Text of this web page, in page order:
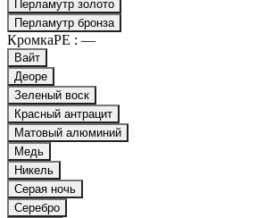
Перламутр золото
Перламутр бронза
КромкаPE : —
Вайт
Деоре
Зеленый воск
Красный антрацит
Матовый алюминий
Медь
Никель
Серая ночь
Серебро